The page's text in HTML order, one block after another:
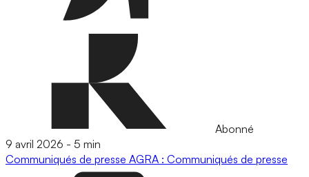
Abonné
9 avril 2026 - 5 min
Communiqués de presse AGRA : Communiqués de presse